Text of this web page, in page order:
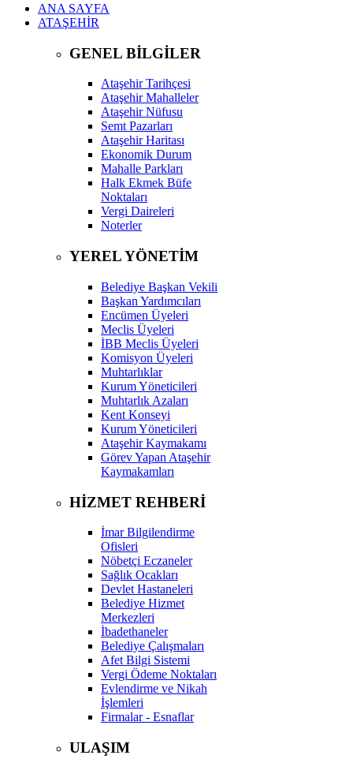
ANA SAYFA
ATAŞEHİR
GENEL BİLGİLER
Ataşehir Tarihçesi
Ataşehir Mahalleler
Ataşehir Nüfusu
Semt Pazarları
Ataşehir Haritası
Ekonomik Durum
Mahalle Parkları
Halk Ekmek Büfe
Noktaları
Vergi Daireleri
Noterler
YEREL YÖNETİM
Belediye Başkan Vekili
Başkan Yardımcıları
Encümen Üyeleri
Meclis Üyeleri
İBB Meclis Üyeleri
Komisyon Üyeleri
Muhtarlıklar
Kurum Yöneticileri
Muhtarlık Azaları
Kent Konseyi
Kurum Yöneticileri
Ataşehir Kaymakamı
Görev Yapan Ataşehir
Kaymakamları
HİZMET REHBERİ
İmar Bilgilendirme
Ofisleri
Nöbetçi Eczaneler
Sağlık Ocakları
Devlet Hastaneleri
Belediye Hizmet
Merkezleri
İbadethaneler
Belediye Çalışmaları
Afet Bilgi Sistemi
Vergi Ödeme Noktaları
Evlendirme ve Nikah
İşlemleri
Firmalar - Esnaflar
ULAŞIM